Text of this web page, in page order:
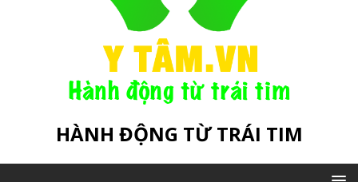
HÀNH ĐỘNG TỪ TRÁI TIM